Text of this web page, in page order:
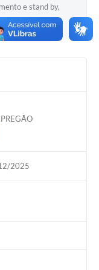
e stand by,
2025